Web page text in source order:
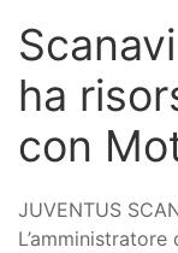
ha
con
JUVENTUS